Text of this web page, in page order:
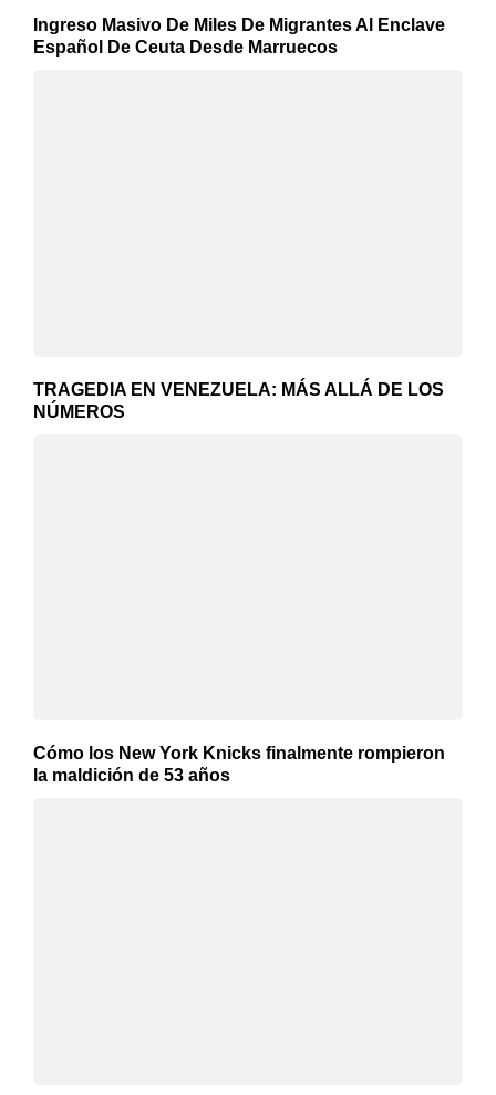
Ingreso Masivo De Miles De Migrantes Al Enclave
Español De Ceuta Desde Marruecos
TRAGEDIA EN VENEZUELA: MÁS ALLÁ DE LOS
NÚMEROS
Cómo los New York Knicks finalmente rompieron
la maldición de 53 años